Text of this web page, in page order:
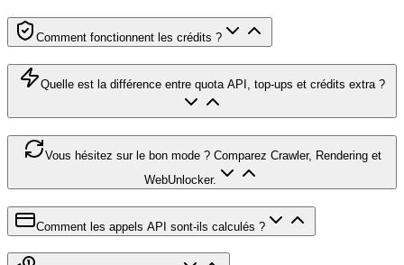
Comment fonctionnent les crédits ?
Quelle est la différence entre quota API, top-ups et crédits extra ?
Vous hésitez sur le bon mode ? Comparez Crawler, Rendering et
WebUnlocker.
Comment les appels API sont-ils calculés ?